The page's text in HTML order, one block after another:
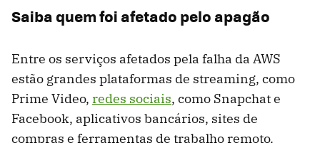
Saiba quem foi afetado pelo apagão
Entre os serviços afetados pela falha da AWS
estão grandes plataformas de streaming, como
Prime Video, redes sociais, como Snapchat e
Facebook, aplicativos bancários, sites de
compras e ferramentas de trabalho remoto.